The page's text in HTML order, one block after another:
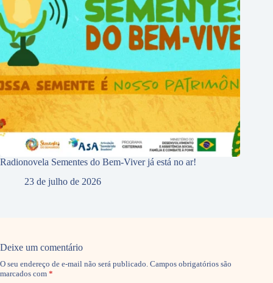
Radionovela Sementes do Bem-Viver já está no ar!
23 de julho de 2026
Deixe um comentário
O seu endereço de e-mail não será publicado. Campos obrigatórios são
marcados com *